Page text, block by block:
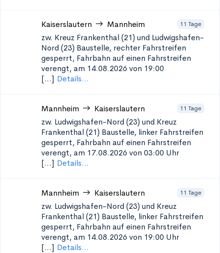
Kaiserslautern Mannheim 11 Tage
zw. Kreuz Frankenthal (21) und Ludwigshafen-
Nord (23) Baustelle, rechter Fahrstreifen
gesperrt, Fahrbahn auf einen Fahrstreifen
verengt, am 14.08.2026 von 19:00
[...] Details...
Mannheim Kaiserslautern 11 Tage
zw. Ludwigshafen-Nord (23) und Kreuz
Frankenthal (21) Baustelle, linker Fahrstreifen
gesperrt, Fahrbahn auf einen Fahrstreifen
verengt, am 17.08.2026 von 03:00 Uhr
[...] Details...
Mannheim Kaiserslautern 11 Tage
zw. Ludwigshafen-Nord (23) und Kreuz
Frankenthal (21) Baustelle, linker Fahrstreifen
gesperrt, Fahrbahn auf einen Fahrstreifen
verengt, am 14.08.2026 von 19:00 Uhr
[...] Details...